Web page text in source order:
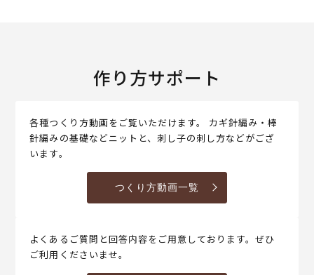
作り方サポート
各種つくり方動画をご覧いただけます。 カギ針編み・棒
針編みの基礎などニットと、刺し子の刺し方などがござ
います。
つくり方動画一覧
よくあるご質問と回答内容をご用意しております。ぜひ
ご利用くださいませ。